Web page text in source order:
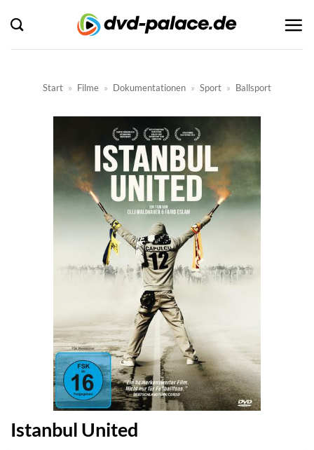
Inhalt
springen
Start » Filme » Dokumentationen » Sport » Ballsport
Istanbul United